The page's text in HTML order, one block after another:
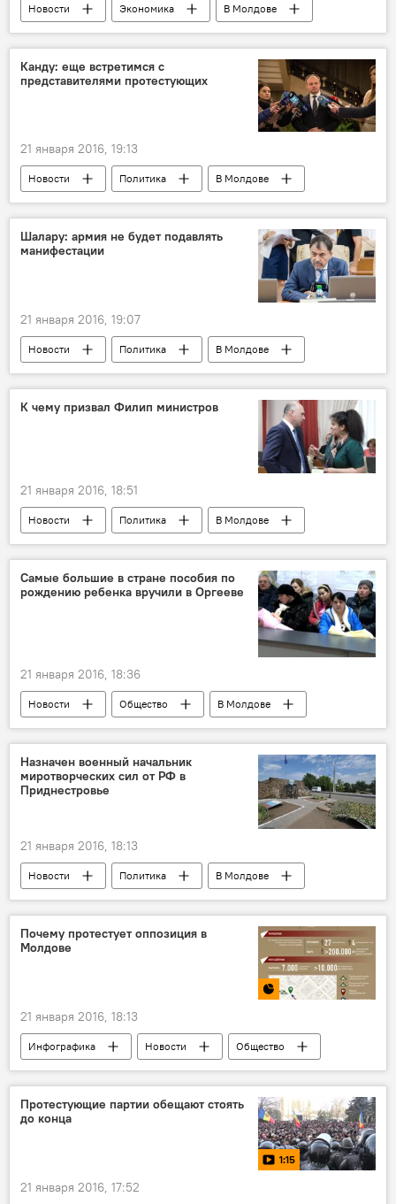
Новости Экономика
В Молдове
Республика Молдова
Октавиан Армашу
Канду: еще встретимся с
представителями протестующих
21 января 2016, 19:13
Новости Политика
В Молдове
Республика Молдова
Андриан Канду
Парламент
протест
Шалару: армия не будет подавлять
манифестации
21 января 2016, 19:07
Новости Политика
В Молдове
Республика Молдова
Анатол Шалару
армия
протест
К чему призвал Филип министров
21 января 2016, 18:51
Новости Политика
В Молдове
Республика Молдова
Павел Филип
протест
Самые большие в стране пособия по
рождению ребенка вручили в Оргееве
21 января 2016, 18:36
Новости Общество
В Молдове
Республика Молдова
Оргеев
Илан Шор
новорожденные
пособия
молодые семьи
Назначен военный начальник
миротворческих сил от РФ в
Приднестровье
21 января 2016, 18:13
Новости Политика
В Молдове
Приднестровье
Республика Молдова
назначение
Почему протестует оппозиция в
Молдове
21 января 2016, 18:13
Инфографика Новости
Общество
Мультимедиа
В Молдове
Политика
Происшествия
Кишинев
Республика Молдова
Протестующие партии обещают стоять
до конца
1:15
21 января 2016, 17:52